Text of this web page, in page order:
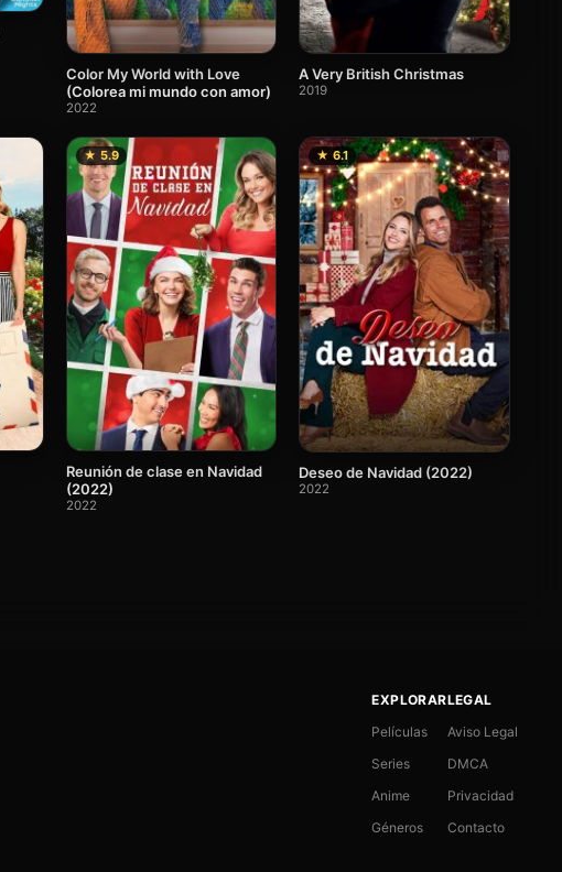
Color My World with Love
(Colorea mi mundo con amor)
2022
A Very British Christmas
2019
★ 5.9
Reunión de clase en Navidad
(2022)
2022
★ 6.1
Deseo de Navidad (2022)
2022
EXPLORAR
Películas
Series
Anime
Géneros
LEGAL
Aviso Legal
DMCA
Privacidad
Contacto